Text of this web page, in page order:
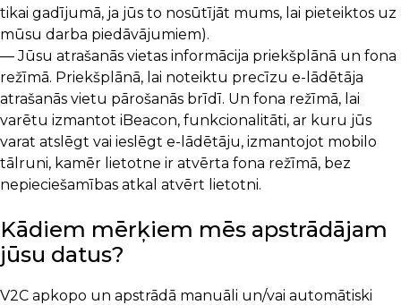
tikai gadījumā, ja jūs to nosūtījāt mums, lai pieteiktos uz
mūsu darba piedāvājumiem).
— Jūsu atrašanās vietas informācija priekšplānā un fona
režīmā. Priekšplānā, lai noteiktu precīzu e-lādētāja
atrašanās vietu pārošanās brīdī. Un fona režīmā, lai
varētu izmantot iBeacon, funkcionalitāti, ar kuru jūs
varat atslēgt vai ieslēgt e-lādētāju, izmantojot mobilo
tālruni, kamēr lietotne ir atvērta fona režīmā, bez
nepieciešamības atkal atvērt lietotni.
Kādiem mērķiem mēs apstrādājam
jūsu datus?
V2C apkopo un apstrādā manuāli un/vai automātiski